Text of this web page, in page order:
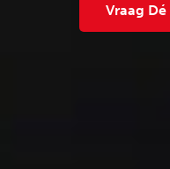
Vraag